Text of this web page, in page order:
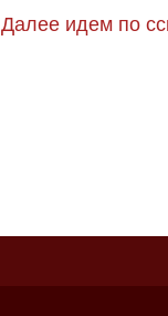
Далее идем по